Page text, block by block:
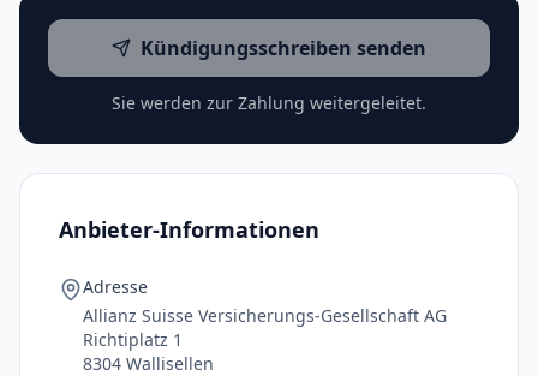
Kündigungsschreiben senden
Sie werden zur Zahlung weitergeleitet.
Anbieter-Informationen
Adresse
Allianz Suisse Versicherungs-Gesellschaft AG
Richtiplatz 1
8304 Wallisellen